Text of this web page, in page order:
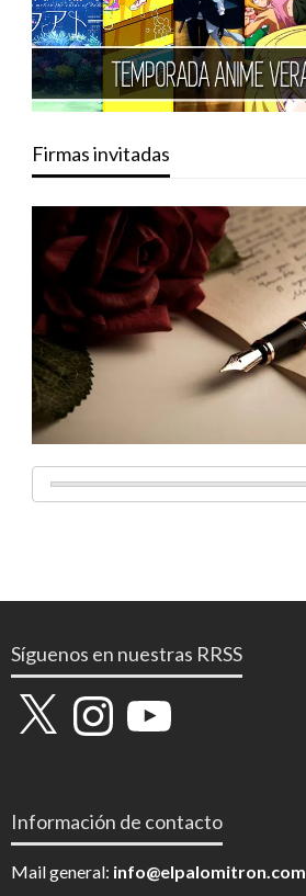
Firmas invitadas
Síguenos en nuestras RRSS
X InstagramYouTube
Información de contacto
Mail general: info@elpalomitron.com